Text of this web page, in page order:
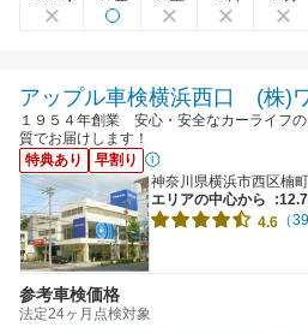
アップル車検横浜西口 (株)
１９５４年創業 安心・安全なカーライフ
質でお届けします！
特典あり
早割り
神奈川県横浜市西区楠
エリアの中心から
4.6 （
参考車検価格
法定24ヶ月点検対象